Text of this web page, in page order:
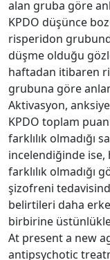
alan gruba göre
KPDO düşünce
risperidon
düşme olduğu
haftadan itibaren
grubuna göre
Aktivasyon,
KPDO toplam
farklılık olmadığı
incelendiğinde ise,
farklılık olmadığı
şizofreni
belirtileri daha
birbirine
At present a new
antipsychotic